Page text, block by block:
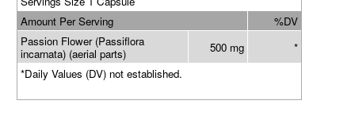
Amount Per Serving
%DV
Passion Flower (Passiflora
incarnata) (aerial parts)
500 mg
*
*Daily Values (DV) not established.